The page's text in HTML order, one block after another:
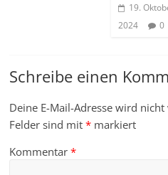
19.
2024
0
Schreibe einen
Deine E-Mail-Adresse wird
Felder sind mit* markiert
Kommentar*